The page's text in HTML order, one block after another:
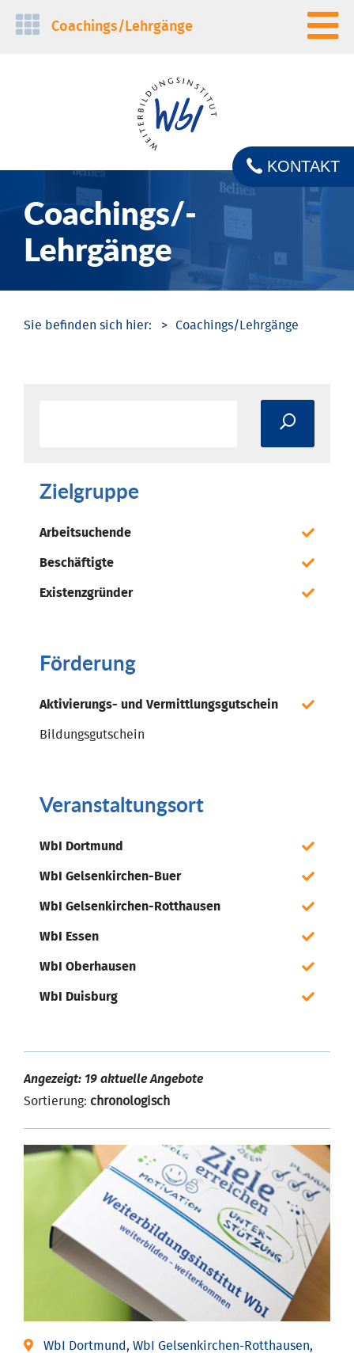
Navigation
Coachings/­Lehrgänge
Coachings/­
Lehrgänge
KONTAKT
Coachings/­Lehrgänge
Zielgruppe
Arbeitsuchende
Beschäftigte
Existenzgründer
Förderung
Aktivierungs- und Vermittlungsgutschein
Bildungsgutschein
Veranstaltungsort
WbI Dortmund
WbI Gelsenkirchen-Buer
WbI Gelsenkirchen-Rotthausen
WbI Essen
WbI Oberhausen
WbI Duisburg
Angezeigt: 19 aktuelle Angebote
Sortierung: chronologisch
WbI Dortmund, WbI Gelsenkirchen-Rotthausen,